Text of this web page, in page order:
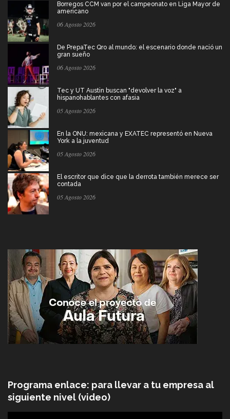
Borregos CCM van por el campeonato en Liga Mayor de
americano
06 Agosto 2026
De PrepaTec Qro al mundo: el escenario donde nació un
gran sueño
06 Agosto 2026
Tec y UT Austin buscan "devolver la voz" a
hispanohablantes con afasia
05 Agosto 2026
En la ONU: mexicana y EXATEC representó en Nueva
York a la juventud
05 Agosto 2026
El escritor que dice que la derrota también merece ser
contada
05 Agosto 2026
Programa enlace: para llevar a tu empresa al
siguiente nivel (video)